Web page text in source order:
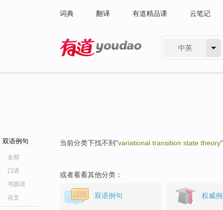
词典 翻译 有道精品课 云笔记
中英
双语例句
全部
口语
书面语
论文
当前分类下找不到"variational transition state theory
或者看看其他分类：
双语例句 权威